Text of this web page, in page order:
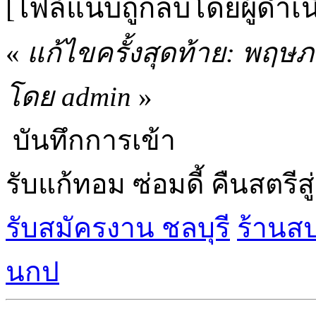
[ไฟล์แนบถูกลบโดยผู้ดำเ
« แก้ไขครั้งสุดท้าย: พฤษภ
โดย admin »
บันทึกการเข้า
รับแก้ทอม ซ่อมดี้ คืนสตรี
รับสมัครงาน ชลบุรี ร้านส
นกป